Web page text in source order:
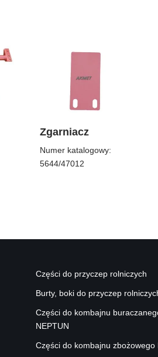
Zgarniacz
Numer katalogowy:
5644/47012
Części do przyczep rolniczych
Burty, boki do przyczep
Części do kombajnu
NEPTUN
Części do kombajnu zbożowego